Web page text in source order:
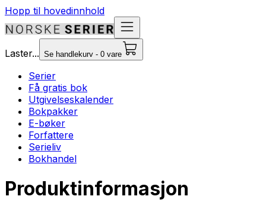
Hopp til hovedinnhold
Laster... Se handlekurv - 0 vare
Serier
Få gratis bok
Utgivelseskalender
Bokpakker
E-bøker
Forfattere
Serieliv
Bokhandel
Produktinformasjon